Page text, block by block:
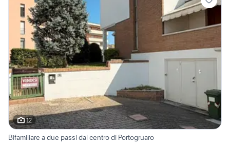
12
Bifamiliare a due passi dal centro di Portogruaro